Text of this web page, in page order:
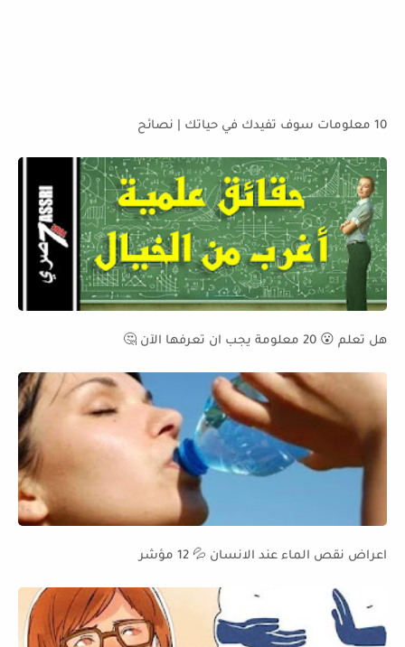
10 معلومات سوف تفيدك في حياتك | نصائح
هل تعلم 😮 20 معلومة يجب ان تعرفها الآن 🤔
اعراض نقص الماء عند الانسان 💦 12 مؤشر